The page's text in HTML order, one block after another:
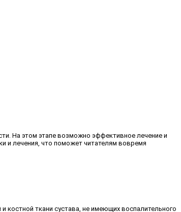
На этом этапе возможно эффективное лечение и
и лечения, что поможет читателям вовремя
костной ткани сустава, не имеющих воспалительного